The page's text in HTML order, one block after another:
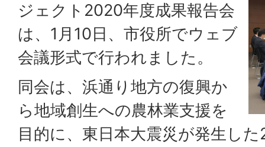
ジェクト2020年度成果報告会
は、1月10日、市役所でウェブ
会議形式で行われました。
同会は、浜通り地方の復興か
ら地域創生への農林業支援を
目的に、東日本大震災が発生し